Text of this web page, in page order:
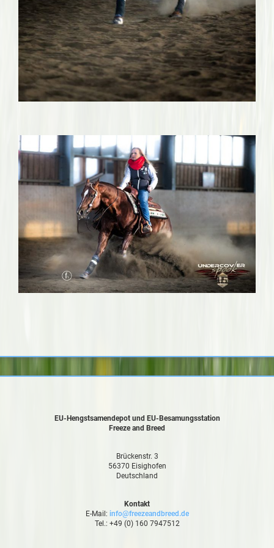
EU-Hengstsamendepot und EU-Besamungsstation
Freeze and Breed
Brückenstr. 3
56370 Eisighofen
Deutschland
Kontakt
E-Mail: info@freezeandbreed.de
Tel.: +49 (0) 160 7947512